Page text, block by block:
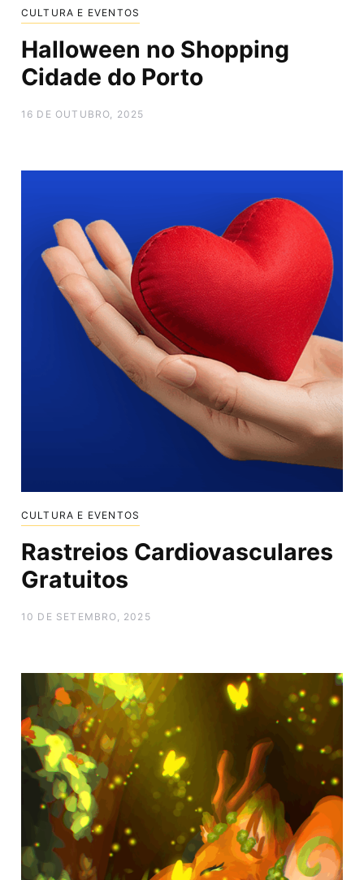
CULTURA E EVENTOS
Halloween no Shopping
Cidade do Porto
16 DE OUTUBRO, 2025
CULTURA E EVENTOS
Rastreios Cardiovasculares
Gratuitos
10 DE SETEMBRO, 2025